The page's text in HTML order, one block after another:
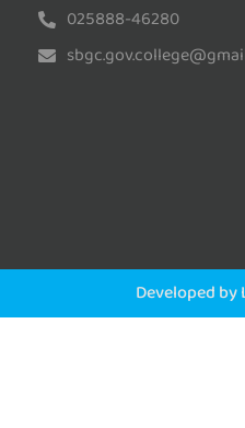
025888-46280
Developed